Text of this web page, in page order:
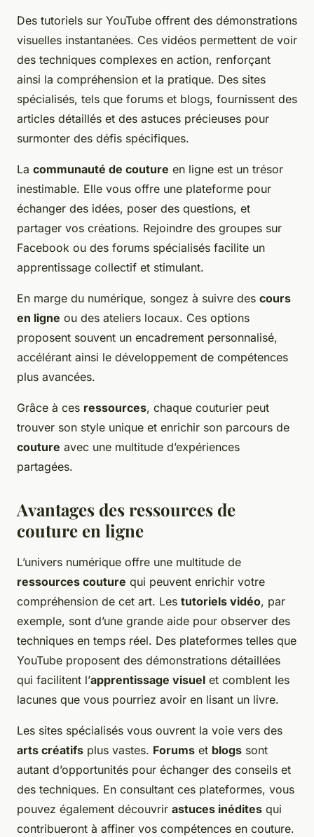
Des tutoriels sur YouTube offrent des démonstrations
visuelles instantanées. Ces vidéos permettent de voir
des techniques complexes en action, renforçant
ainsi la compréhension et la pratique. Des sites
spécialisés, tels que forums et blogs, fournissent des
articles détaillés et des astuces précieuses pour
surmonter des défis spécifiques.
La communauté de couture en ligne est un trésor
inestimable. Elle vous offre une plateforme pour
échanger des idées, poser des questions, et
partager vos créations. Rejoindre des groupes sur
Facebook ou des forums spécialisés facilite un
apprentissage collectif et stimulant.
En marge du numérique, songez à suivre des cours
en ligne ou des ateliers locaux. Ces options
proposent souvent un encadrement personnalisé,
accélérant ainsi le développement de compétences
plus avancées.
Grâce à ces ressources, chaque couturier peut
trouver son style unique et enrichir son parcours de
couture avec une multitude d’expériences
partagées.
Avantages des ressources de
couture en ligne
L’univers numérique offre une multitude de
ressources couture qui peuvent enrichir votre
compréhension de cet art. Les tutoriels vidéo, par
exemple, sont d’une grande aide pour observer des
techniques en temps réel. Des plateformes telles que
YouTube proposent des démonstrations détaillées
qui facilitent l’apprentissage visuel et comblent les
lacunes que vous pourriez avoir en lisant un livre.
Les sites spécialisés vous ouvrent la voie vers des
arts créatifs plus vastes. Forums et blogs sont
autant d’opportunités pour échanger des conseils et
des techniques. En consultant ces plateformes, vous
pouvez également découvrir astuces inédites qui
contribueront à affiner vos compétences en couture.